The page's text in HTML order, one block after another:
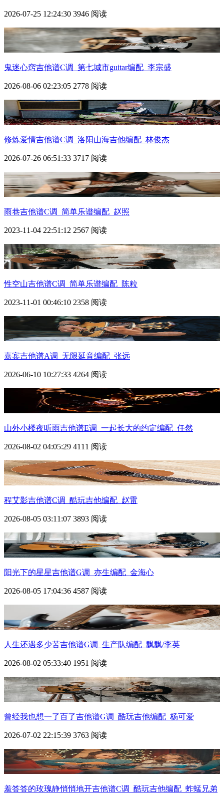
2026-07-25 12:24:30 3946 阅读
鬼迷心窍吉他谱C调_第七城市guitar编配_李宗盛
2026-08-06 02:23:05 2778 阅读
修炼爱情吉他谱C调_洛阳山海吉他编配_林俊杰
2026-07-26 06:51:33 3717 阅读
雨巷吉他谱C调_简单乐谱编配_赵照
2023-11-04 22:51:12 2567 阅读
性空山吉他谱C调_简单乐谱编配_陈粒
2023-11-01 00:46:10 2358 阅读
嘉宾吉他谱A调_无限延音编配_张远
2026-06-10 10:27:33 4264 阅读
山外小楼夜听雨吉他谱E调_一起长大的约定编配_任然
2026-08-02 04:05:29 4111 阅读
程艾影吉他谱C调_酷玩吉他编配_赵雷
2026-08-05 03:11:07 3893 阅读
阳光下的星星吉他谱G调_亦生编配_金海心
2026-08-05 17:04:36 4587 阅读
人生还遇多少苦吉他谱G调_生产队编配_飘飘/李英
2026-08-02 05:33:40 1951 阅读
曾经我也想一了百了吉他谱G调_酷玩吉他编配_杨可爱
2026-07-02 22:15:39 3763 阅读
羞答答的玫瑰静悄悄地开吉他谱C调_酷玩吉他编配_蚱蜢兄弟